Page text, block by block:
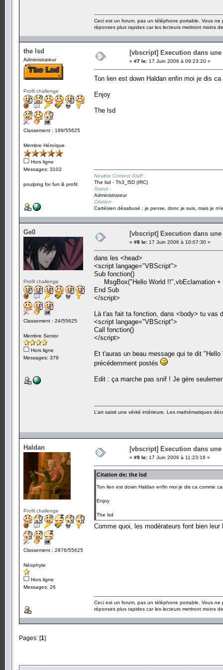
Ceci est un forum, pas un téléphone portable. Vous
réponses plus rapides car les lecteurs mettront moins
the lsd
Administrateur
Profil challenge
Classement : 199/55625
Membre Héroïque
Hors ligne
Messages: 3102
poulping for fun & profit
[vbscript] Execution dans une
« #7 le: 17 Juin 2006 à 09:23:20 »
Ton lien est down Haldan enfin moi je dis
Enjoy
The lsd
Newbie Contest Staff :
The lsd - Th3_l5D (IRC)
Statut :
Administrateur
Citation :
Cartésien désabusé : je pense, donc je suis, mais je
Ge0
Profil challenge
Classement : 24/55625
Membre Senior
Hors ligne
Messages: 379
[vbscript] Execution dans une
« #8 le: 17 Juin 2006 à 10:07:30 »
dans les <head>
<script langage="VBScript">
Sub fonction()
MsgBox("Hello World !!",vbEclamation +
End Sub
</script>
Là t'as fait ta fonction, dans <body> tu vas
<script langage="VBScript">
Call fonction()
</script>
Et t'auras un beau message qui te dit
précédemment postés
Edit : ça marche pas snif ! Je gère
L’art saisit une vérité intérieure. Les mathématiques
Haldan
Profil challenge
Classement : 2876/55625
Néophyte
Hors ligne
Messages: 26
[vbscript] Execution dans une
« #9 le: 17 Juin 2006 à 11:23:16 »
Citation de: the lsd
Ton lien est down Haldan enfin moi je dis ca comme
Enjoy
The lsd
Comme quoi, les modérateurs font bien
Ceci est un forum, pas un téléphone portable. Vous
réponses plus rapides car les lecteurs mettront moins
Pages: [1]